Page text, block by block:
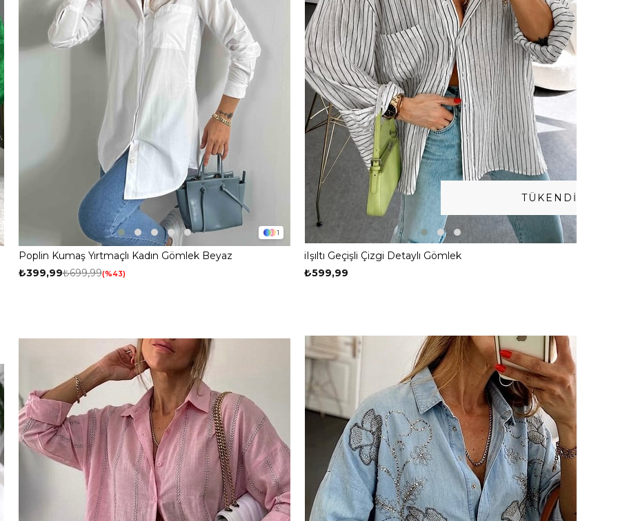
1
Poplin Kumaş Yırtmaçlı Kadın Gömlek Beyaz
₺399,99₺699,99 %43
TÜKENDI
iIşıltı Geçişli Çizgi Detaylı Gömlek
₺599,99
100 TL % 10
% 20
KARGO
% 5
Mayıs Sürprizi!
Çarkı çevir ve fırsatı yakala !
Paylaştığım bilgilerin
KVKK kapsamında tarafınızca
korunmasını, sms ve WhatsApp üzerinden
bilgilendirmeleri almayı
kabul ediyorum.